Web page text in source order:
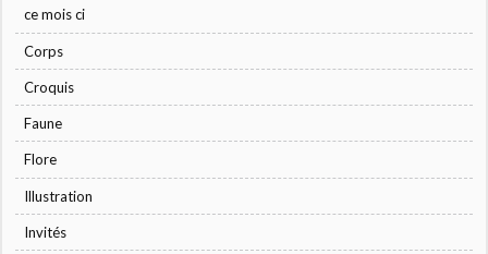
ce mois ci
Corps
Croquis
Faune
Flore
Illustration
Invités